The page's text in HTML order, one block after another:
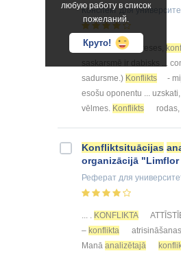
любую работу в список
пожеланий.
Круто!
Конспект для
... atšķirīgas intereses,
saskarsmē ir dabisks ...
sadursme.) Konflikts
-
esošu oponentu ...
vēlmes. Konflikts
Konfliktsituācijas
organizācijā "Limflor
Реферат для
KONFLIKTA
– konflikta
Manā analizētajā